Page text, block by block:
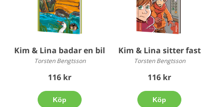
Kim & Lina badar en bil
Torsten Bengtsson
116 kr
Köp
Kim & Lina sitter fast
Torsten Bengtsson
116 kr
Köp